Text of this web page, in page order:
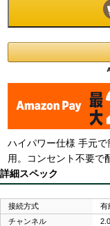
ハイパワー仕様 手元
用。コンセント不要で
詳細スペック
接続方式
有
チャンネル